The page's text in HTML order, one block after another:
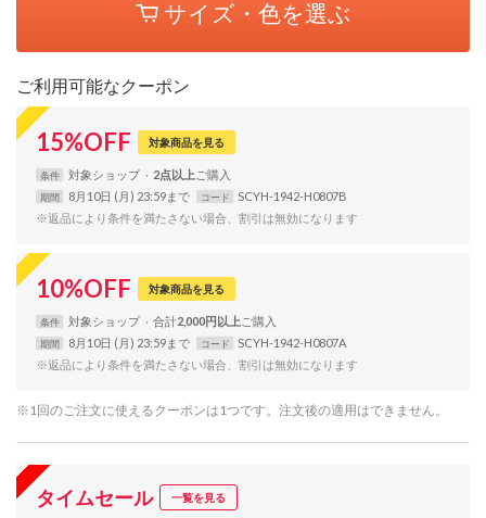
サイズ・色を選ぶ
ご利用可能なクーポン
15%OFF 対象商品を見る
条件 対象ショップ 2点以上
期間 8月10日 (月) 23:59まで コード
SCYH-1942-H0807B
※返品により条件を満たさない場合、割引は無効になります
10%OFF 対象商品を見る
条件 対象ショップ 合計2,000円以上
期間 8月10日 (月) 23:59まで コード
SCYH-1942-H0807A
※返品により条件を満たさない場合、割引は無効になります
※1回のご注文に使えるクーポンは1つです。注文後の適用はできません。
タイムセール 一覧を見る